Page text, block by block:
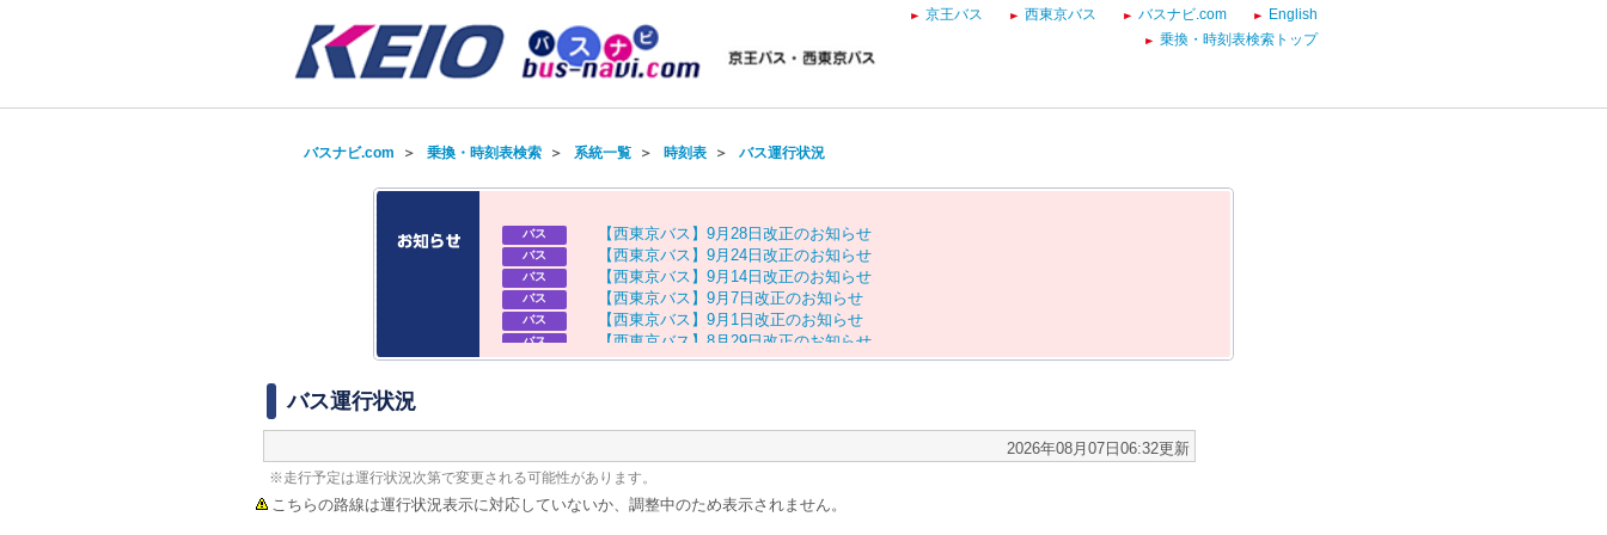
京王バス 西東京バス バスナビ.com
English
乗換・時刻表検索トップ
バスナビ.com ＞ 乗換・時刻表検索＞ 系統一覧＞ 時刻表＞ バス運行状況
バス 【西東京バス 】 9月 28 日 改正のお知 らせ
バス 【西東京バス 】 9月 24 日 改正のお知 らせ
バス 【西東京バス 】 9月 14 日 改正のお知 らせ
バス 【西東京バス 】 9月 7 日 改正のお知 らせ
バス 【西東京バス 】 9月 1 日 改正のお知 らせ
バス 【西東京バス 】 8 月 29日改正のお知 らせ
バス 【京王バス】お盆ダイヤのお知らせ
バス運行状況
2026年08月07日06:32更新
※走行予定は運行状況次第で変更される可能性があります。
こちらの路線は運行状況表示に対応していないか、調整中のため表示されません。